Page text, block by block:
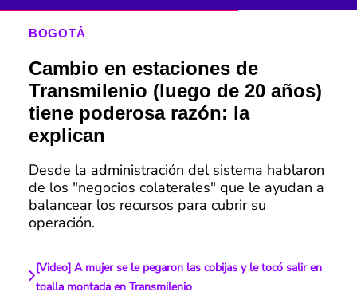
BOGOTÁ
Cambio en estaciones de
Transmilenio (luego de 20 años)
tiene poderosa razón: la
explican
Desde la administración del sistema hablaron
de los "negocios colaterales" que le ayudan a
balancear los recursos para cubrir su
operación.
[Video] A mujer se le pegaron las cobijas y le tocó salir en
toalla montada en Transmilenio